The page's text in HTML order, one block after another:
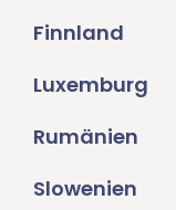
Finnland
Luxemburg
Rumänien
Slowenien